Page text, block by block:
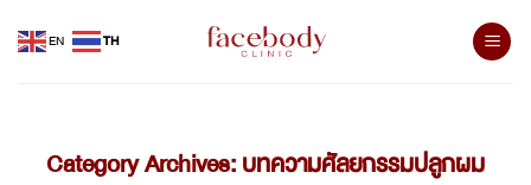
EN TH
Category Archives:บทความศัลยกรรมปลูกผม